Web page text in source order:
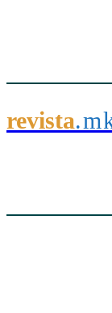
revista